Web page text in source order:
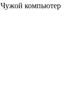
Чужой компьютер